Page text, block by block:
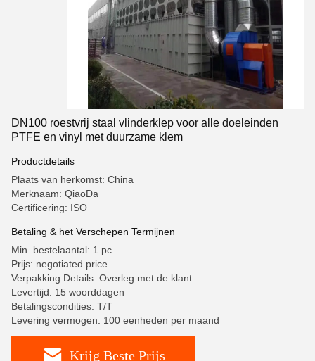
DN100 roestvrij staal vlinderklep voor alle doeleinden
PTFE en vinyl met duurzame klem
Productdetails
Plaats van herkomst: China
Merknaam: QiaoDa
Certificering: ISO
Betaling & het Verschepen Termijnen
Min. bestelaantal: 1 pc
Prijs: negotiated price
Verpakking Details: Overleg met de klant
Levertijd: 15 woorddagen
Betalingscondities: T/T
Levering vermogen: 100 eenheden per maand
Krijg Beste Prijs